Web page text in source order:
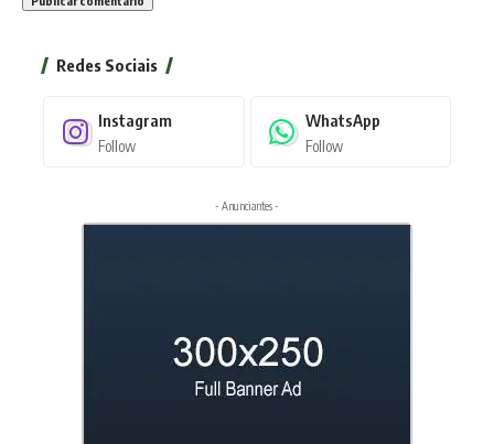
Redes Sociais
Instagram
Follow
WhatsApp
Follow
- Anunciantes -